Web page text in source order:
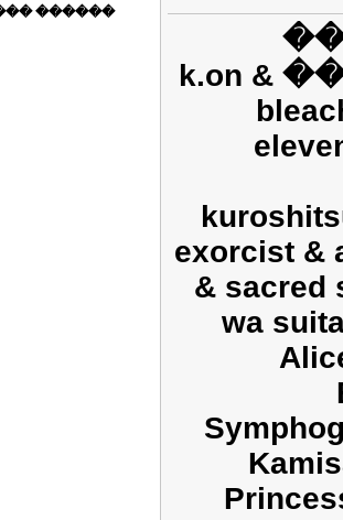
���� ����� ���� ��� k.on &
&
exorcist &
& sacred
wa
����